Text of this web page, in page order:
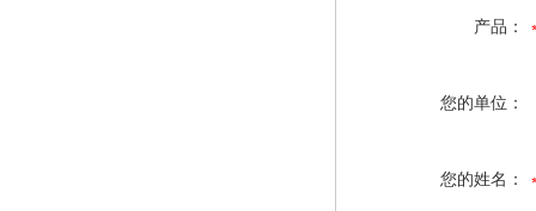
产品：
您的单位：
您的姓名：